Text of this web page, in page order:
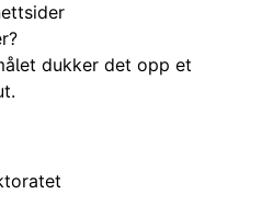
dukker det opp et